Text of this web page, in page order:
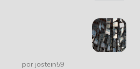
par jostein59